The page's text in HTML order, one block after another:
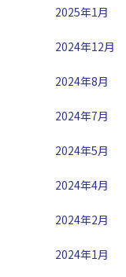
2025年1月
2024年12月
2024年8月
2024年7月
2024年5月
2024年4月
2024年2月
2024年1月